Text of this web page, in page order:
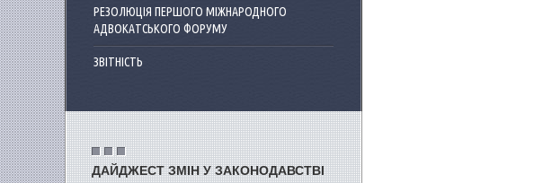
РЕЗОЛЮЦІЯ ПЕРШОГО МІЖНАРОДНОГО
АДВОКАТСЬКОГО ФОРУМУ
ЗВІТНІСТЬ
ДАЙДЖЕСТ ЗМІН У ЗАКОНОДАВСТВІ